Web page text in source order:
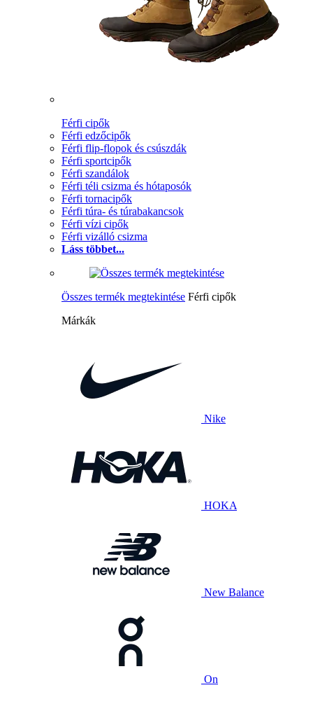
Férfi cipők
Férfi edzőcipők
Férfi flip-flopok és csúszdák
Férfi sportcipők
Férfi szandálok
Férfi téli csizma és hótaposók
Férfi tornacipők
Férfi túra- és túrabakancsok
Férfi vízi cipők
Férfi vizálló csizma
Láss többet...
Összes termék megtekintése Férfi cipők
Márkák
Nike
HOKA
New Balance
On